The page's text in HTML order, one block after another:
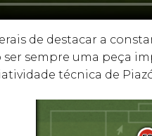
de destacar a
sempre uma peça
técnica de